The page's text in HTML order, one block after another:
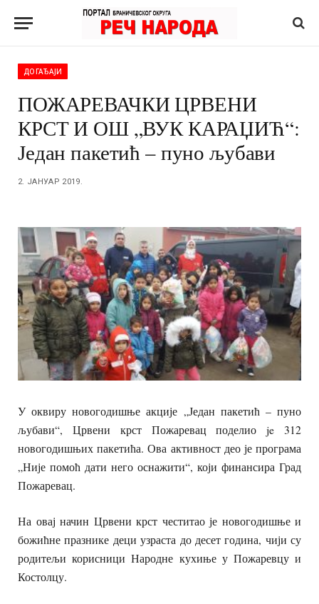
ДОГАЂАЈИ
ПОЖАРЕВАЧКИ ЦРВЕНИ
КРСТ И ОШ „ВУК КАРАЏИЋ“:
Један пакетић – пуно љубави
2. ЈАНУАР 2019.
У оквиру новогодишње акције „Један пакетић – пуно
љубави“, Црвени крст Пожаревац поделио je 312
новогодишњих пакетића. Ова активност део је програма
„Није помоћ дати него оснажити“, који финансира Град
Пожаревац.
На овај начин Црвени крст честитао је новогодишње и
божићне празнике деци узраста до десет година, чији су
родитељи корисници Народне кухиње у Пожаревцу и
Костолцу.